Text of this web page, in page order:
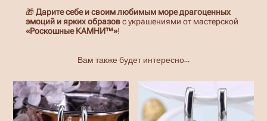
🎁 Дарите себе и своим любимым море драгоценных
эмоций и ярких образовс украшениями от мастерской
«Роскошные КАМНИ™»!
Вам также будет интересно…